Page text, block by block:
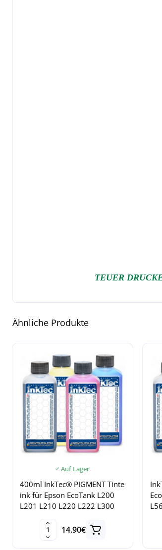
TEUER
Ähnliche Produkte
Auf Lager
400ml InkTec® PIGMENT Tinte
ink für Epson EcoTank L200
L201 L210 L220 L222 L300
14.90€